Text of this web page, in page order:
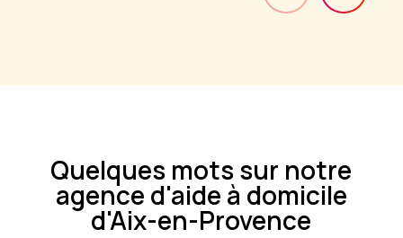
Quelques mots sur notre
agence d'aide à domicile
d'Aix-en-Provence